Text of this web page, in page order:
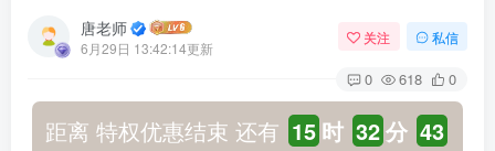
唐老师
6月29日 13:42:14更新
关注 私信
0 618 0
距离 特权优惠结束 还有 15 时 32分 42